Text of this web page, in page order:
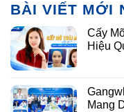
BÀI VIẾT MỚI
Cấy
Hiệu
Mang